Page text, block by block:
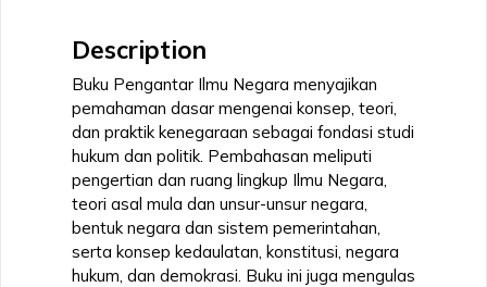
Description
Buku Pengantar Ilmu Negara menyajikan
pemahaman dasar mengenai konsep, teori,
dan praktik kenegaraan sebagai fondasi studi
hukum dan politik. Pembahasan meliputi
pengertian dan ruang lingkup Ilmu Negara,
teori asal mula dan unsur-unsur negara,
bentuk negara dan sistem pemerintahan,
serta konsep kedaulatan, konstitusi, negara
hukum, dan demokrasi. Buku ini juga mengulas